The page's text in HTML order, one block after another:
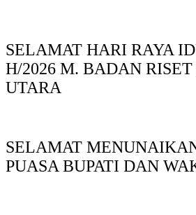
SELAMAT HARI RAYA
H/2026 M. BADAN
UTARA
SELAMAT
PUASA BUPATI DAN